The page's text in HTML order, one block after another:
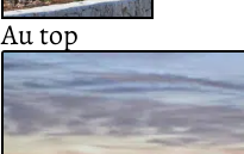
Au top